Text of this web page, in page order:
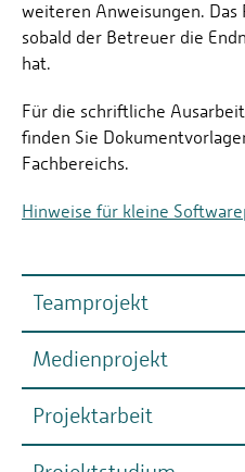
weiteren Anweisungen. Das
sobald der Betreuer die
hat.
Für die schriftliche
finden Sie
Fachbereichs.
Hinweise für kleine
Teamprojekt
Das Teamprojekt ist in
im 5. Fachsemester
10 ECTS-Punkte, was
Monaten in Vollzeit
Medienprojekt
Im Bachelor-Studiengang
Medien und Spielegibt es
Projektarbeit